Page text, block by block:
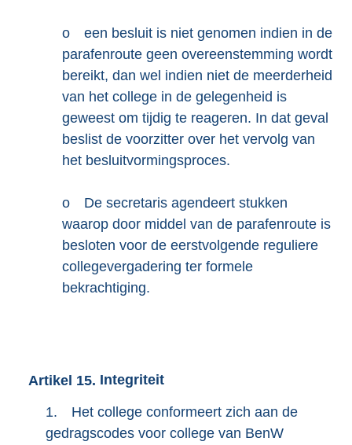
o
een besluit is niet genomen indien in de
parafenroute geen overeenstemming wordt
bereikt, dan wel indien niet de meerderheid
van het college in de gelegenheid is
geweest om tijdig te reageren. In dat geval
beslist de voorzitter over het vervolg van
het besluitvormingsproces.
o
De secretaris agendeert stukken
waarop door middel van de parafenroute is
besloten voor de eerstvolgende reguliere
collegevergadering ter formele
bekrachtiging.
Artikel 15. Integriteit
1.
Het college conformeert zich aan de
gedragscodes voor college van BenW